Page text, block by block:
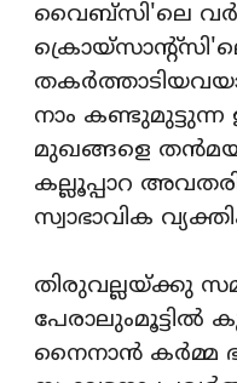
വൈബ്സി'ലെ
നാം
മുഖങ്ങളെ
കല്ലൂപ്പാറ
സ്വാഭാവിക
തിരുവല്ലയ്ക്കു
പേരാലുംമൂട്ടില്‍
നൈനാന്‍ കര്‍മ്മ